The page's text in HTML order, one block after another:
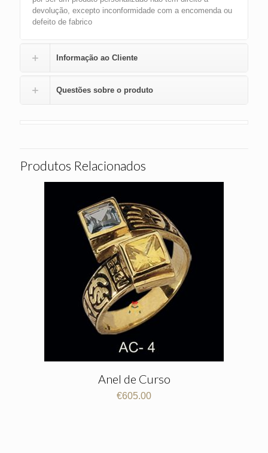
devolução, excepto inconformidade com a encomenda ou
defeito de fabrico
Informação ao Cliente
Questões sobre o produto
Produtos Relacionados
Anel de Curso
€605.00